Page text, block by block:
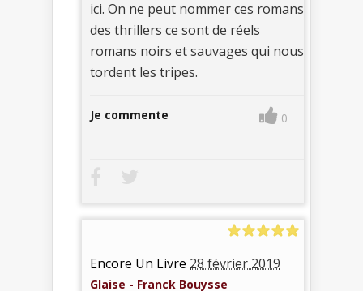
ici. On ne peut nommer ces romans
des thrillers ce sont de réels
romans noirs et sauvages qui nous
tordent les tripes.
Je commente 0
Encore Un Livre 28 février 2019
Glaise - Franck Bouysse